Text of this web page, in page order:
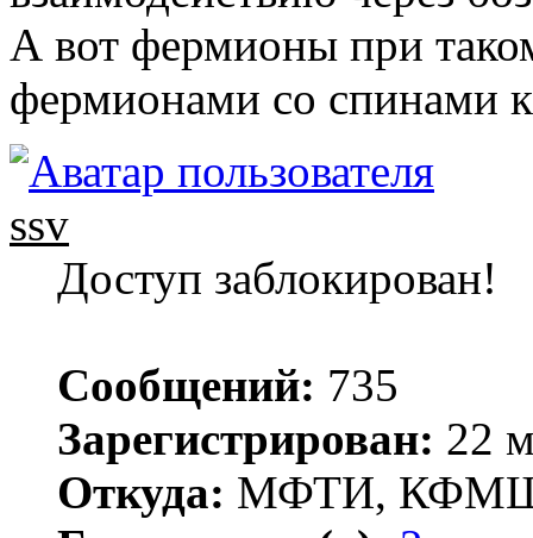
А вот фермионы при
фермионами со спинами
ssv
Доступ заблокирован!
Сообщений: 735
Зарегистрирован: 22
Откуда: МФТИ,